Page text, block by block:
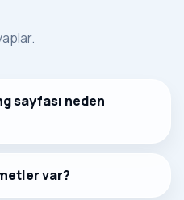
sayfası neden
var?